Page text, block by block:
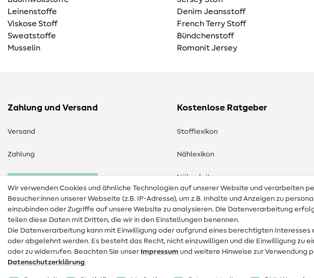
Leinenstoffe
Viskose Stoff
Sweatstoffe
Musselin
Denim Jeansstoff
French Terry Stoff
Bündchenstoff
Romanit Jersey
Zahlung und Versand
Versand
Zahlung
Kostenlose Ratgeber
Stofflexikon
Nählexikon
Nähanleitungen
Wir verwenden Cookies und ähnliche Technologien auf unserer Website und verarbeiten
Besucher:innen unserer Webseite (z.B. IP-Adresse), um z.B. Inhalte und Anzeigen zu
einzubinden oder Zugriffe auf unsere Website zu analysieren. Die Datenverarbeitung
teilen diese Daten mit Dritten, die wir in den Einstellungen benennen.
Die Datenverarbeitung kann mit Einwilligung oder aufgrund eines berechtigten
oder abgelehnt werden. Es besteht das Recht, nicht einzuwilligen und die Einwilligung zu
oder zu widerrufen. Beachten Sie unser Impressum und weitere Hinweise zur Verwendung
Daten­schutz­erklärung.